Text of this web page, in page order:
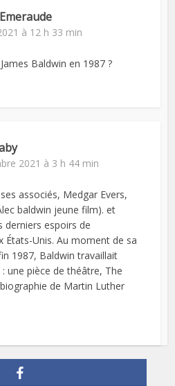
à 12 h 33 min
Baldwin en 1987 ?
2021 à 3 h 44 min
associés, Medgar Evers,
baldwin jeune film). et
derniers espoirs de
États-Unis. Au moment de sa
1987, Baldwin travaillait
une pièce de théâtre, The
de Martin Luther